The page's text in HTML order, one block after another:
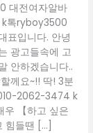
대전여자알바
k톡ryboy3500
표입니다. 안녕
광고들속에 고
안하겠습니다..
께요~!! 딱! 3분
2062-3474 k
【하고 싶은
힘들땐 […]